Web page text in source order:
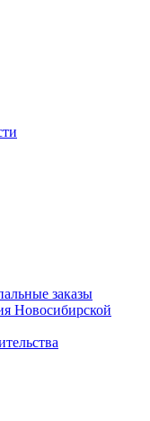
заказы
Новосибирской